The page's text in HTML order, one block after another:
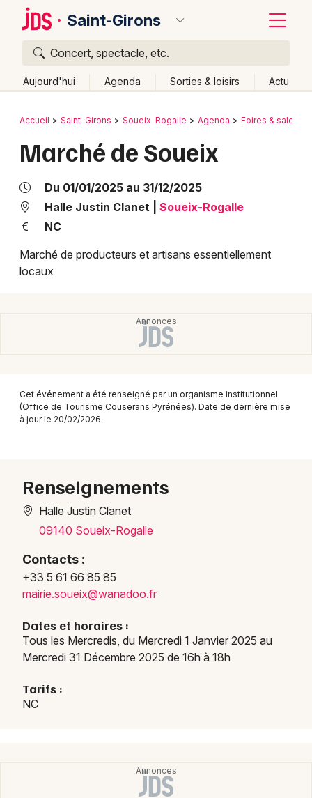
Saint-Girons
Concert, spectacle, etc.
Aujourd'hui Agenda Sorties & loisirs Actu
Publier un événement
Grands événements
Manifestations
Sports
Expos
Marchés en Ariège
Marchés en Occitanie
Bordeaux
Lille
Lyon
Marseille
Paris
Toutes les villes
Retour
Accueil Saint-Girons Soueix-Rogalle Agenda Foires & salons
Marché de Soueix
Du 01/01/2025 au 31/12/2025
Halle Justin Clanet
Soueix-Rogalle
NC
Marché de producteurs et artisans essentiellement
locaux
Cet événement a été renseigné par un organisme institutionnel
(Office de Tourisme Couserans Pyrénées). Date de dernière mise
à jour le 20/02/2026.
Renseignements
Halle Justin Clanet
09140 Soueix-Rogalle
Contacts :
+33 5 61 66 85 85
mairie.soueix@wanadoo.fr
Dates et horaires :
Tous les Mercredis, du Mercredi 1 Janvier 2025 au
Mercredi 31 Décembre 2025 de 16h à 18h
Tarifs :
NC
Quoi ?
Où ?
Partout
Près de moi Changer de lieu
Quand ?
Aujourd'hui
Demain Ce week-end Autre